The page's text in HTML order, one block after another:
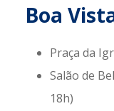
Boa
Praça da
Salão de
18h)